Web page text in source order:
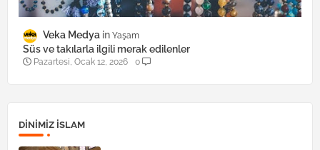
Veka Medya Yaşam
Süs ve takılarla ilgili merak edilenler
Pazartesi, Ocak 12, 2026 0
DINIMIZ ISLAM